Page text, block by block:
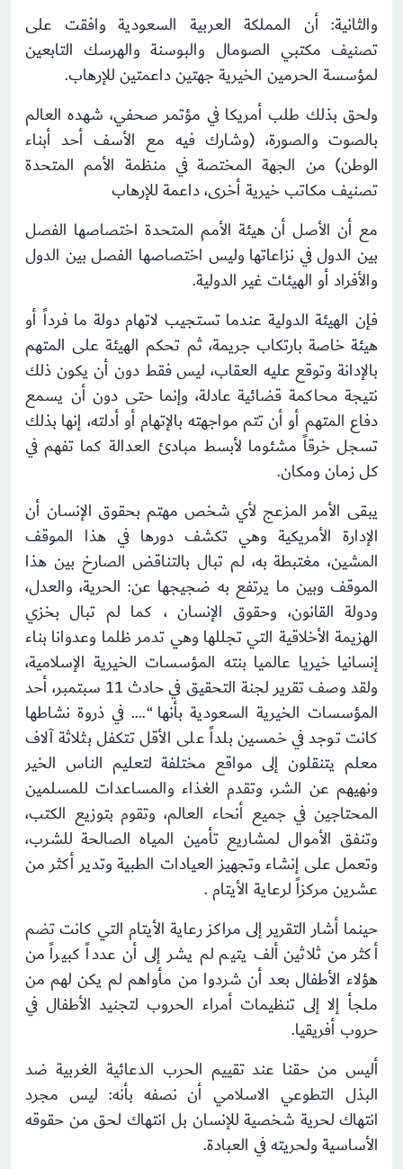
والثانية: أن المملكة العربية السعودية وافقت على
تصنيف مكتبي الصومال والبوسنة والهرسك التابعين
لمؤسسة الحرمين الخيرية جهتين داعمتين للإرهاب.
ولحق بذلك طلب أمريكا في مؤتمر صحفي، شهده العالم
بالصوت والصورة، (وشارك فيه مع الأسف أحد أبناء
الوطن) من الجهة المختصة في منظمة الأمم المتحدة
تصنيف مكاتب خيرية أخرى، داعمة للإرهاب
مع أن الأصل أن هيئة الأمم المتحدة اختصاصها الفصل
بين الدول في نزاعاتها وليس اختصاصها الفصل بين الدول
والأفراد أو الهيئات غير الدولية.
فإن الهيئة الدولية عندما تستجيب لاتهام دولة ما فرداً أو
هيئة خاصة بارتكاب جريمة، ثم تحكم الهيئة على المتهم
بالإدانة وتوقع عليه العقاب، ليس فقط دون أن يكون ذلك
نتيجة محاكمة قضائية عادلة، وإنما حتى دون أن يسمع
دفاع المتهم أو أن تتم مواجهته بالإتهام أو أدلته، إنها بذلك
تسجل خرقاً مشئوما لأبسط مبادئ العدالة كما تفهم في
كل زمان ومكان.
يبقى الأمر المزعج لأي شخص مهتم بحقوق الإنسان أن
الإدارة الأمريكية وهي تكشف دورها في هذا الموقف
المشين، مغتبطة به، لم تبال بالتناقض الصارخ بين هذا
الموقف وبين ما يرتفع به ضجيجها عن: الحرية، والعدل،
ودولة القانون، وحقوق الإنسان ، كما لم تبال بخزي
الهزيمة الأخلاقية التي تجللها وهي تدمر ظلما وعدوانا بناء
إنسانيا خيريا عالميا بنته المؤسسات الخيرية الإسلامية،
ولقد وصف تقرير لجنة التحقيق في حادث 11 سبتمبر، أحد
المؤسسات الخيرية السعودية بأنها “…. في ذروة نشاطها
كانت توجد في خمسين بلداً على الأقل تتكفل بثلاثة آلاف
معلم يتنقلون إلى مواقع مختلفة لتعليم الناس الخير
ونهيهم عن الشر، وتقدم الغذاء والمساعدات للمسلمين
المحتاجين في جميع أنحاء العالم، وتقوم بتوزيع الكتب،
وتنفق الأموال لمشاريع تأمين المياه الصالحة للشرب،
وتعمل على إنشاء وتجهيز العيادات الطبية وتدير أكثر من
عشرين مركزاً لرعاية الأيتام .
حينما أشار التقرير إلى مراكز رعاية الأيتام التي كانت تضم
أكثر من ثلاثين ألف يتيم لم يشر إلى أن عدداً كبيراً من
هؤلاء الأطفال بعد أن شردوا من مأواهم لم يكن لهم من
ملجأ إلا إلى تنظيمات أمراء الحروب لتجنيد الأطفال في
حروب أفريقيا.
أليس من حقنا عند تقييم الحرب الدعائية الغربية ضد
البذل التطوعي الاسلامي أن نصفه بأنه: ليس مجرد
انتهاك لحرية شخصية للإنسان بل انتهاك لحق من حقوقه
الأساسية ولحريته في العبادة.